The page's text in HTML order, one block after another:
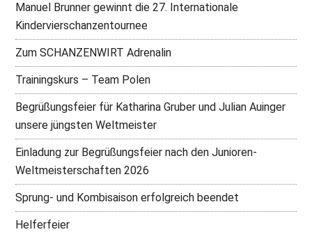
Manuel Brunner gewinnt die 27. Internationale
Kindervierschanzentournee
Zum SCHANZENWIRT Adrenalin
Trainingskurs – Team Polen
Begrüßungsfeier für Katharina Gruber und Julian Auinger
unsere jüngsten Weltmeister
Einladung zur Begrüßungsfeier nach den Junioren-
Weltmeisterschaften 2026
Sprung- und Kombisaison erfolgreich beendet
Helferfeier